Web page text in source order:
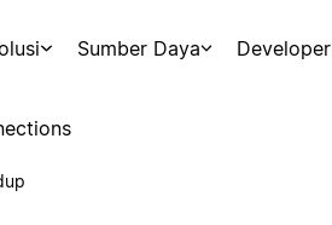
Sumber Daya Developer